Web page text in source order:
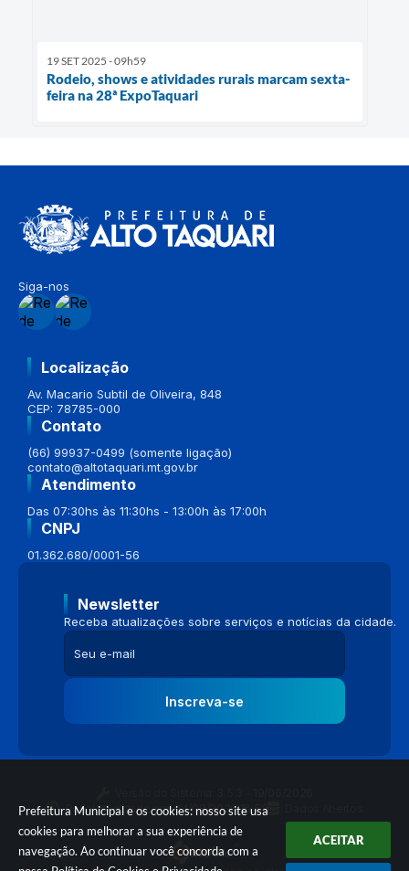
Prefeitura Municipal e os cookies: nosso site usa
cookies para melhorar a sua experiência de
navegação. Ao continuar você concorda com a
ACEITAR
19 SET 2025 - 09h59
Rodeio, shows e atividades rurais marcam sexta-
feira na 28ª ExpoTaquari
Siga-nos
Localização
Av. Macario Subtil de Oliveira, 848
CEP: 78785-000
Contato
(66) 99937-0499 (somente ligação)
contato@altotaquari.mt.gov.br
Atendimento
Das 07:30hs às 11:30hs - 13:00h às 17:00h
CNPJ
01.362.680/0001-56
Newsletter
Receba atualizações sobre serviços e notícias da cidade.
Inscreva-se
Portal atualizado em:04/08/2026 16:58